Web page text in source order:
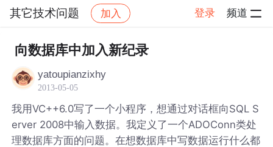
其它技术问题 加入 登录 频道
社区 其它技术问题 帖子详情
向数据库中加入新纪录
yatoupianzixhy
2013-05-05
我用VC++6.0写了一个小程序，想通过对话框向SQL S
erver 2008中输入数据。我定义了一个ADOConn类处
理数据库方面的问题。在想数据库中写数据运行什么都